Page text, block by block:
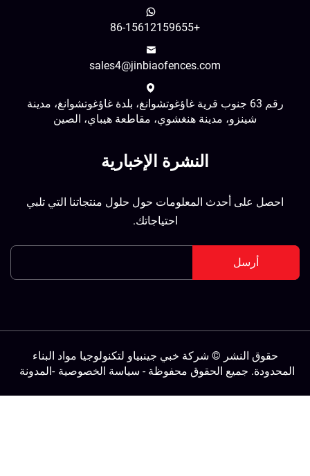
sales4@jinbiaofences.com
رقم 63 جنوب قرية غاؤغوتشوانغ، بلدة غاؤغوتشوانغ، مدينة
شينزو، مدينة هنغشوي، مقاطعة هيباي، الصين
النشرة الإخبارية
احصل على أحدث المعلومات حول حلول منتجاتنا التي تلبي
احتياجاتك.
أرسل
حقوق النشر © شركة خبي جينبياو لتكنولوجيا مواد البناء
جميع الحقوق محفوظة -سياسة الخصوصية -المدونة